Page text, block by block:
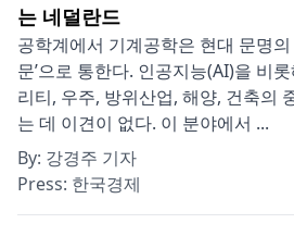
는 네덜란드
공학계에서 기계공학은 현대 문명
문’으로 통한다. 인공지능(AI)을 비
리티, 우주, 방위산업, 해양, 건축의
는 데 이견이 없다. 이 분야에서 ...
By: 강경주 기자
Press: 한국경제